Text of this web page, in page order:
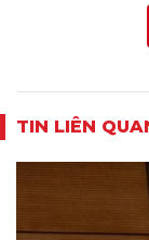
TIN LIÊN